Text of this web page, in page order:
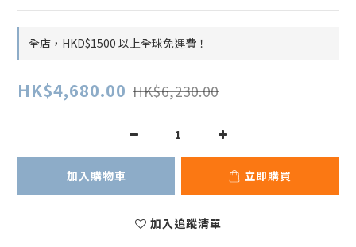
全店，HKD$1500 以上全球免運費！
HK$4,680.00 HK$6,230.00
加入購物車 立即購買
加入追蹤清單